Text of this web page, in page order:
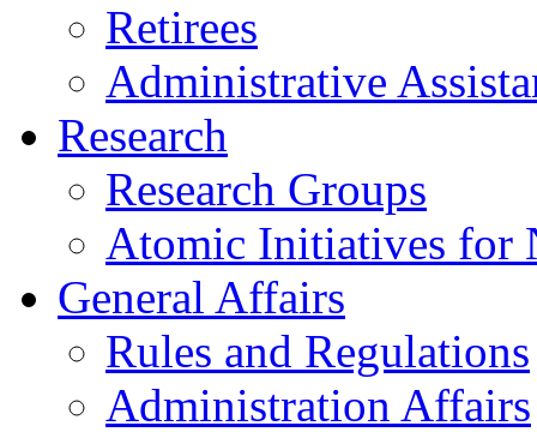
Retirees
Administrative
Research
Research Groups
Atomic Initiatives for
General Affairs
Rules and Regulations
Administration Affairs